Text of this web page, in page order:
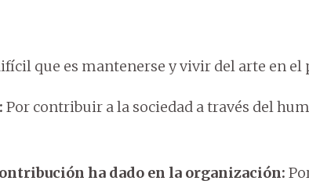
que es mantenerse y vivir del arte en el
Por contribuir a la sociedad a través del
ha dado en la organización: